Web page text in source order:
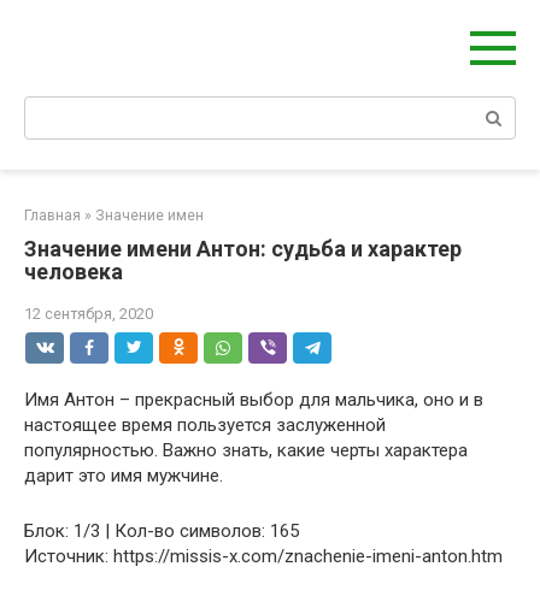
Главная » Значение имен
Значение имени Антон: судьба и характер
человека
12 сентября, 2020
Имя Антон – прекрасный выбор для мальчика, оно и в
настоящее время пользуется заслуженной
популярностью. Важно знать, какие черты характера
дарит это имя мужчине.
Блок: 1/3 | Кол-во символов: 165
Источник: https://missis-x.com/znachenie-imeni-anton.htm